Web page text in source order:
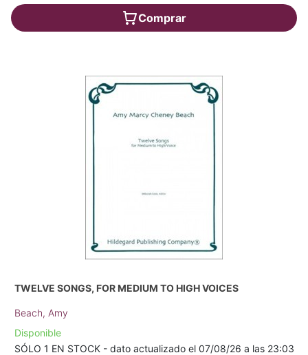
Comprar
TWELVE SONGS, FOR MEDIUM TO HIGH VOICES
Beach, Amy
Disponible
SÓLO 1 EN STOCK - dato actualizado el 07/08/26 a las 23:03